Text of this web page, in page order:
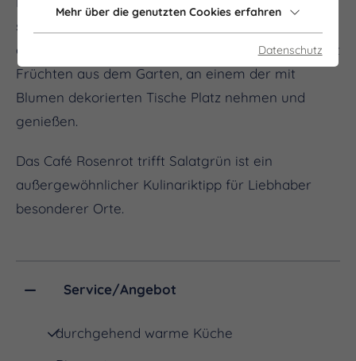
schlendern und immer Neues entdecken oder mit
einem Stück Kuchen, natürlich selbst gebacken mit
Früchten aus dem Garten, an einem der mit
Blumen dekorierten Tische Platz nehmen und
genießen.
Das Café Rosenrot trifft Salatgrün ist ein
außergewöhnlicher Kulinariktipp für Liebhaber
besonderer Orte.
Service/Angebot
durchgehend warme Küche
Mehr über die genutzten Cookies erfahren
Datenschutz